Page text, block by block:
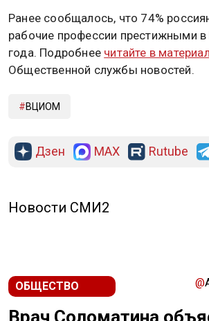
Ранее сообщалось, что 74%
рабочие профессии престижными в
года. Подробнее читайте в
Общественной службы новостей.
ВЦИОМ
Дзен MAX Rutube
Новости СМИ2
ОБЩЕСТВО @